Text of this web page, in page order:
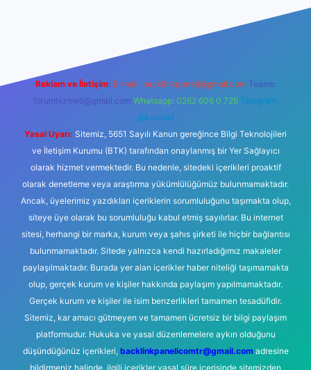
Reklam ve İletişim: E-mail: backlinkpaneli@gmail.com Teams:
forumhizmeti@gmail.com Whatsapp: 0262 606 0 726 Telegram:
@karabul
Yasal Uyarı: Sitemiz, 5651 Sayılı Kanun gereğince Bilgi Teknolojileri
ve İletişim Kurumu (BTK) tarafından onaylanmış bir Yer Sağlayıcı
olarak hizmet vermektedir. Bu nedenle, sitedeki içerikleri proaktif
olarak denetleme veya araştırma yükümlülüğümüz bulunmamaktadır.
Ancak, üyelerimiz yazdıkları içeriklerin sorumluluğunu taşımakta olup,
siteye üye olarak bu sorumluluğu kabul etmiş sayılırlar. Bu internet
sitesi, herhangi bir marka, kurum veya şahıs şirketi ile hiçbir bağlantısı
bulunmamaktadır. Sitede yalnızca kendi hazırladığımız makaleler
paylaşılmaktadır. Burada yer alan içerikler haber niteliği taşımamakta
olup, gerçek kurum ve kişiler hakkında paylaşım yapılmamaktadır.
Gerçek kurum ve kişiler ile isim benzerlikleri tamamen tesadüfidir.
Sitemiz, kar amacı gütmeyen ve tamamen ücretsiz bir bilgi paylaşım
platformudur. Hukuka ve yasal düzenlemelere aykırı olduğunu
düşündüğünüz içerikleri, backlinkpanelicomtr@gmail.comadresine
bildirmeniz halinde, ilgili içerikler yasal süre içerisinde sitemizden